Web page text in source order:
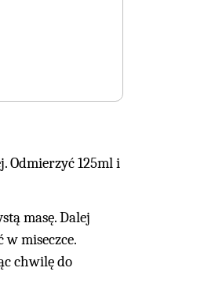
Odmierzyć 125ml i
masę. Dalej
miseczce.
chwilę do